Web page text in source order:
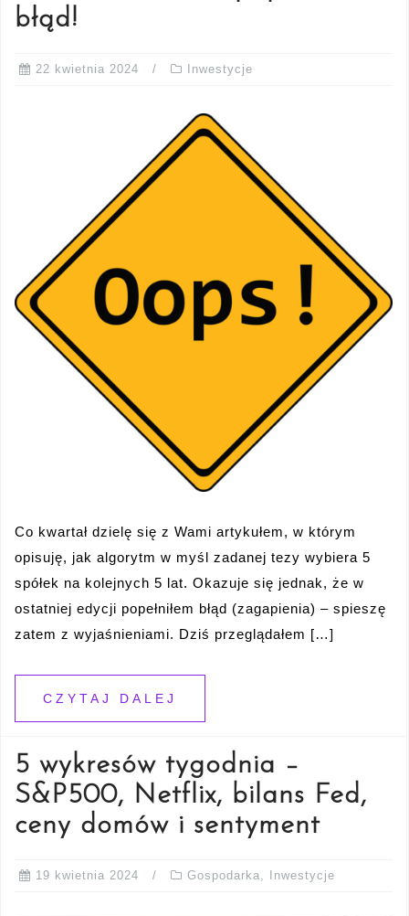
błąd!
22 kwietnia 2024 Inwestycje
Co kwartał dzielę się z Wami artykułem, w którym
opisuję, jak algorytm w myśl zadanej tezy wybiera 5
spółek na kolejnych 5 lat. Okazuje się jednak, że w
ostatniej edycji popełniłem błąd (zagapienia) – spieszę
zatem z wyjaśnieniami. Dziś przeglądałem […]
CZYTAJ DALEJ
5 wykresów tygodnia –
S&P500, Netflix, bilans Fed,
ceny domów i sentyment
19 kwietnia 2024 Gospodarka, Inwestycje